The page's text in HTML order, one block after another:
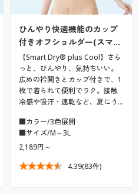
ひんやり快適機能のカップ
付きオフショルダー(スマ…
【Smart Dry® plus Cool】さら
っと、ひんやり、気持ちいい。
広めの衿開きとカップ付きで、1
枚で着られて便利でラク。接触
冷感や吸汗・速乾など、夏にう…
■カラー/3色展開
■サイズ/M～3L
2,189円～
4.39(83件)